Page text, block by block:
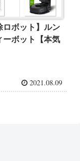
ロボット】ルン
ーボット【本気
2021.08.09